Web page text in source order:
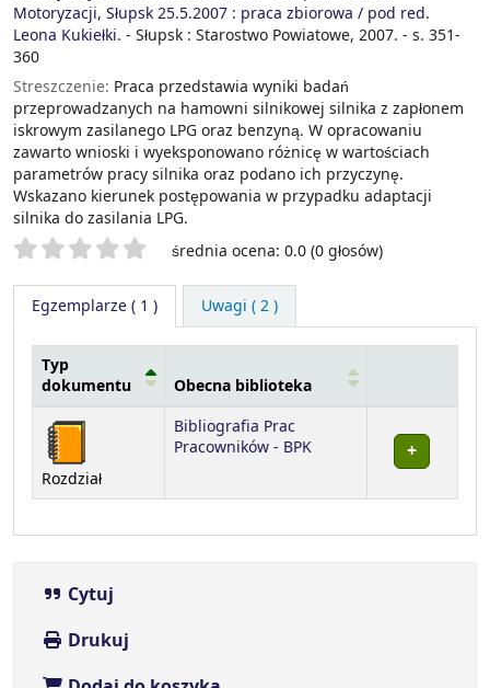
Motoryzacji, Słupsk 25.5.2007 : praca zbiorowa / pod red.
Leona Kukiełki. - Słupsk : Starostwo Powiatowe, 2007. - s. 351-
360
Streszczenie: Praca przedstawia wyniki badań
przeprowadzanych na hamowni silnikowej silnika z zapłonem
iskrowym zasilanego LPG oraz benzyną. W opracowaniu
zawarto wnioski i wyeksponowano różnicę w wartościach
parametrów pracy silnika oraz podano ich przyczynę.
Wskazano kierunek postępowania w przypadku adaptacji
silnika do zasilania LPG.
Twoje oceny średnia ocena: 0.0 (0 głosów)
Egzemplarze( 1 ) Uwagi ( 2 )
Egzemplarze
Typ
dokumentu
Obecna biblioteka
Rozdział
Bibliografia Prac
Pracowników - BPK
Cytuj
Drukuj